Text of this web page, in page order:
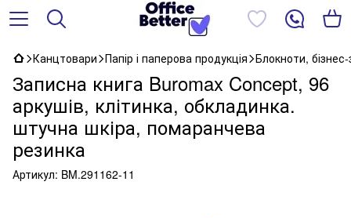
Канцтовари Папір і паперова продукція Блокноти,
Записна книга Buromax Concept, 96
аркушів, клітинка, обкладинка.
штучна шкіра, помаранчева
резинка
Артикул: BM.291162-11